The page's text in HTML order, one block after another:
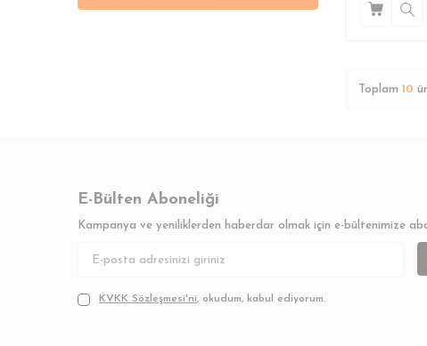
Toplam 10
E-Bülten Aboneliği
Kampanya ve yeniliklerden haberdar olmak için e-bültenimize
KVKK Sözleşmesi'ni, okudum, kabul ediyorum.